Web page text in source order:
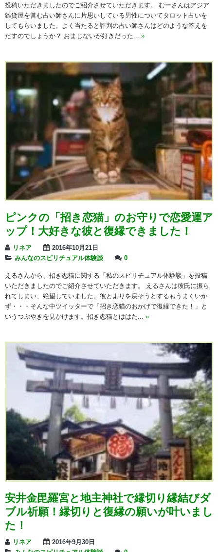
投稿いただきましたのでご紹介させていただきます。 むーさんはアジア
雑貨屋を営む占い師さんに片思いしている男性についてタロット占いを
してもらいました。よく当たると評判の占い師さんはどのような答えを
だすのでしょうか？ おまじないが好きだった... »
ピンクの「招き恋猫」のお守りで恋愛運ア
ップ！大好きな彼と復縁できました！
リネア
2016年10月21日
みんなのスピリチュアル体験談
0
えるさんから、招き恋猫に関する「私のスピリチュアル体験談」を投稿
いただきましたのでご紹介させていただきます。 えるさんは彼氏に振ら
れてしまい、絶望していました。彼とよりを戻そうとするもうまくいか
ず・・・そんな中ツイッターで「招き恋猫のおかげで復縁できた！」と
いうつぶやきを見かけます。招き恋猫とははた... »
安井金毘羅宮と地主神社で縁切り縁結びダ
ブル祈願！縁切りと復縁の願いが叶いまし
た！
リネア
2016年9月30日